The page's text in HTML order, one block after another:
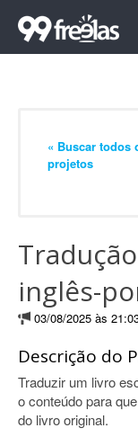
« Buscar todos
projetos
inglês-
03/08/2025 às
Descrição do
Traduzir um livro
o conteúdo para
do livro original.